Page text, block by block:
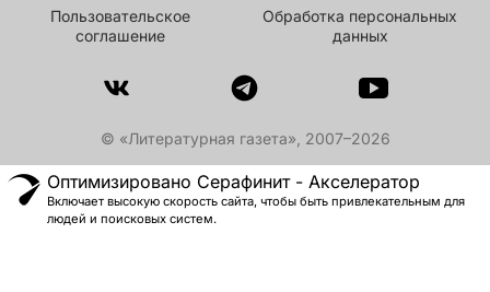
Пользовательское
соглашение
Обработка персональных
данных
© «Литературная газета», 2007–2026
Оптимизировано Серафинит - Акселератор
Включает высокую скорость сайта, чтобы быть привлекательным для
людей и поисковых систем.